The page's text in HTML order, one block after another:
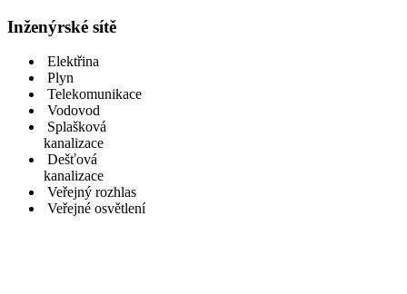
Inženýrské sítě
Elektřina
Plyn
Telekomunikace
Vodovod
Splašková
kanalizace
Dešťová
kanalizace
Veřejný rozhlas
Veřejné osvětlení